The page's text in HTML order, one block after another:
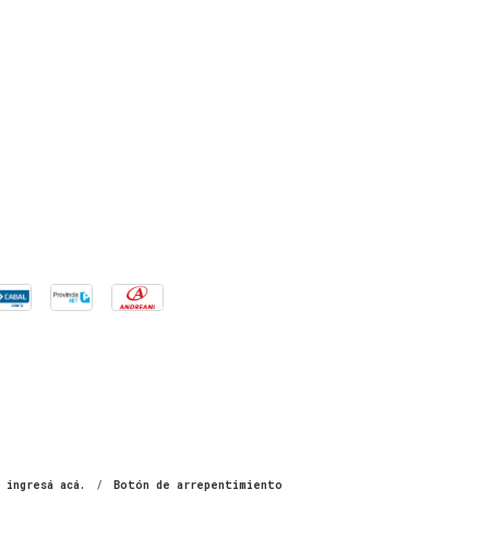
ingresá acá. / Botón de arrepentimiento